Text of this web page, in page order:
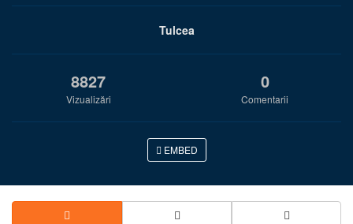
Tulcea
8827
Vizualizări
0
Comentarii
EMBED